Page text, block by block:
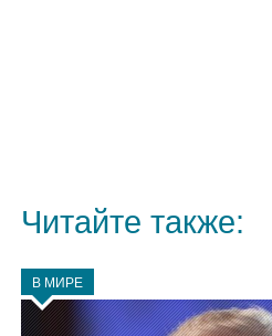
Читайте также:
В МИРЕ